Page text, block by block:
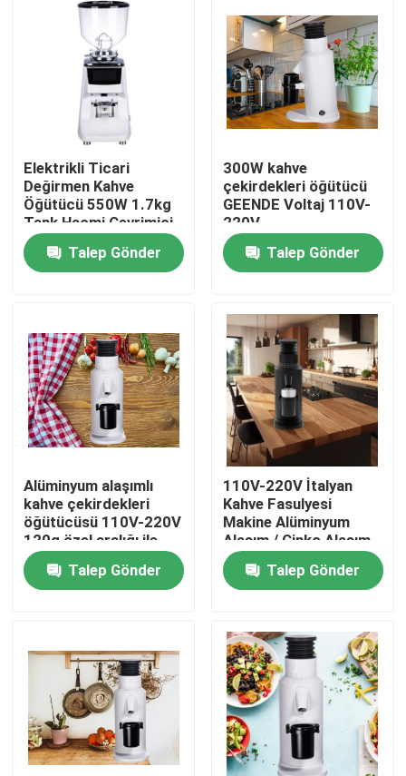
Ev
VR Gösterisi
Hakkımızda
Fabrika turu
Kalite kontrol
Bize Ulaşın
vakalar
Kahve Çekirdeği Öğütücü
Burr Kahve Öğütücü
Elektrikli Ticari
Değirmen Kahve
Öğütücü 550W 1.7kg
Tank Hacmi Çevrimiçi
Üretim
Talep Gönder
300W kahve
çekirdekleri öğütücü
GEENDE Voltaj 110V-
220V
L13*W21*H32CM
içinde Talep Gönder
Alüminyum alaşımlı
kahve çekirdekleri
öğütücüsü 110V-220V
120g özel aralığı ile
Talep Gönder
110V-220V İtalyan
Kahve Fasulyesi
Makine Alüminyum
Alaşım / Çinko Alaşım
Talep Gönder